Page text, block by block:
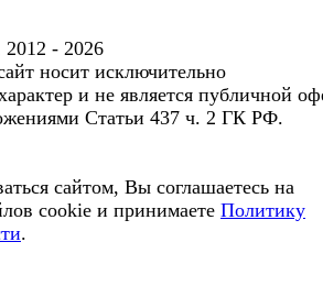
2012 - 2026
носит исключительно
и не является публичной
Статьи 437 ч. 2 ГК РФ.
сайтом, Вы соглашаетесь на
cookie и принимаете Политику
.